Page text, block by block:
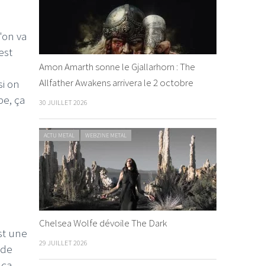
va
on
ça
une
Amon Amarth sonne le Gjallarhorn : The
Allfather Awakens arrivera le 2 octobre
30 JUILLET 2026
ACTU METAL WEBZINE METAL
Chelsea Wolfe dévoile The Dark
29 JUILLET 2026